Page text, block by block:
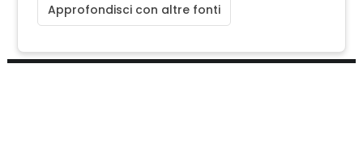
Approfondisci con altre fonti